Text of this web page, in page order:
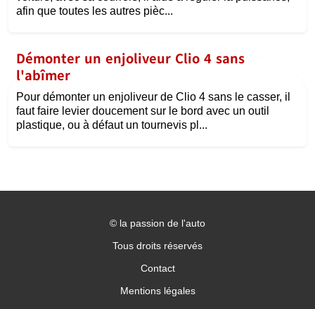
afin que toutes les autres pièc...
Démonter un enjoliveur Clio 4 sans
l'abîmer
Pour démonter un enjoliveur de Clio 4 sans le casser, il
faut faire levier doucement sur le bord avec un outil
plastique, ou à défaut un tournevis pl...
© la passion de l'auto
Tous droits réservés
Contact
Mentions légales